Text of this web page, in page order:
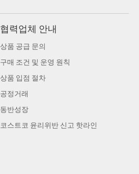
협력업체 안내
상품 공급 문의
구매 조건 및 운영 원칙
상품 입점 절차
공정거래
동반성장
코스트코 윤리위반 신고 핫라인